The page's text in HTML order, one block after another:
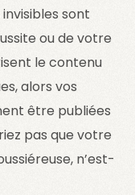
sont
ou de votre
le contenu
alors vos
être publiées
pas que votre
n’est-